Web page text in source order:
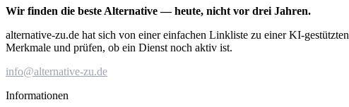
Wir finden die beste Alternative — heute, nicht vor drei Jahren.
alternative-zu.de hat sich von einer einfachen Linkliste zu einer KI-
Merkmale und prüfen, ob ein Dienst noch aktiv ist.
info@alternative-zu.de
Informationen